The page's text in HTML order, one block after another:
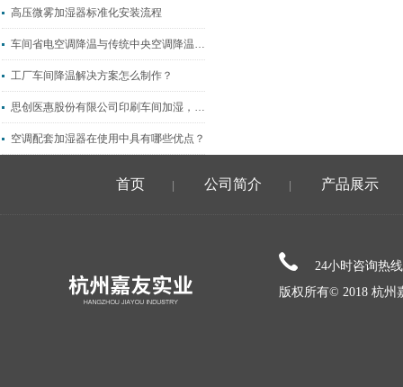
高压微雾加湿器标准化安装流程
车间省电空调降温与传统中央空调降温的能耗差别多少？
工厂车间降温解决方案怎么制作？
思创医惠股份有限公司印刷车间加湿，嘉友实力的见证！
空调配套加湿器在使用中具有哪些优点？
首页 公司简介 产品展示
24小时咨询热
版权所有© 2018 杭州